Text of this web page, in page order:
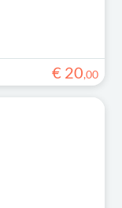
€ 20,00